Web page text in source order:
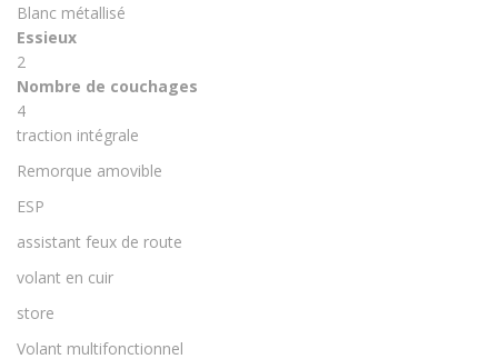
Blanc métallisé
Essieux
2
Nombre de couchages
4
traction intégrale
Remorque amovible
ESP
assistant feux de route
volant en cuir
store
Volant multifonctionnel